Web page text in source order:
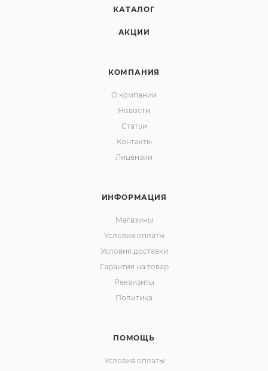
КАТАЛОГ
АКЦИИ
КОМПАНИЯ
О компании
Новости
Статьи
Контакты
Лицензии
ИНФОРМАЦИЯ
Магазины
Условия оплаты
Условия доставки
Гарантия на товар
Реквизиты
Политика
ПОМОЩЬ
Условия оплаты